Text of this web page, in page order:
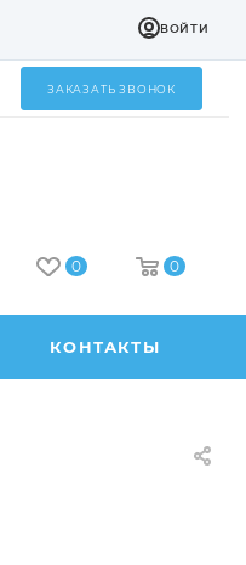
ВОЙТИ
ЗАКАЗАТЬ ЗВОНОК
0 0
КОНТАКТЫ